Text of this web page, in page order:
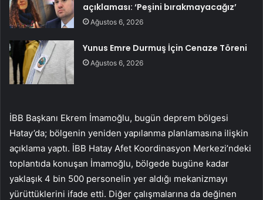
açıklaması: ‘Peşini bırakmayacağız’
Ağustos 6, 2026
Yunus Emre Durmuş İçin Cenaze Töreni
Ağustos 6, 2026
İBB Başkanı Ekrem İmamoğlu, bugün deprem bölgesi
Hatay’da; bölgenin yeniden yapılanma planlamasına ilişkin
açıklama yaptı. İBB Hatay Afet Koordinasyon Merkezi’ndeki
toplantıda konuşan İmamoğlu, bölgede bugüne kadar
yaklaşık 4 bin 500 personelin yer aldığı mekanizmayı
yürüttüklerini ifade etti. Diğer çalışmalarına da değinen